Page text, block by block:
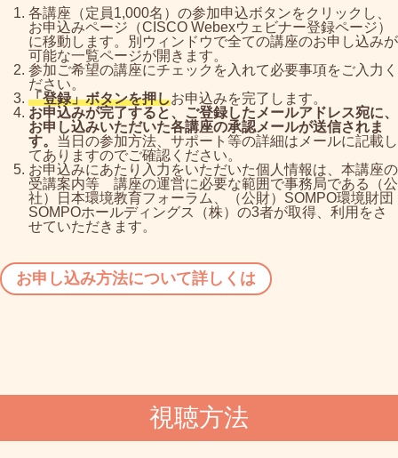
各講座（定員1,000名）の参加申込ボタンをクリックし、
お申込みページ（CISCO Webexウェビナー登録ページ）
に移動します。別ウィンドウで全ての講座のお申し込みが
可能な一覧ページが開きます。
参加ご希望の講座にチェックを入れて必要事項をご入力く
ださい。
「登録」ボタンを押しお申込みを完了します。
お申込みが完了すると、ご登録したメールアドレス宛に、
お申し込みいただいた各講座の承認メールが送信されま
す。 当日の参加方法、サポート等の詳細はメールに記載し
てありますのでご確認ください。
お申込みにあたり入力をいただいた個人情報は、本講座の
受講案内等 講座の運営に必要な範囲で事務局である（公
社）日本環境教育フォーラム、（公財）SOMPO環境財団
SOMPOホールディングス（株）の3者が取得、利用をさ
せていただきます。
お申し込み方法について詳しくは
視聴方法